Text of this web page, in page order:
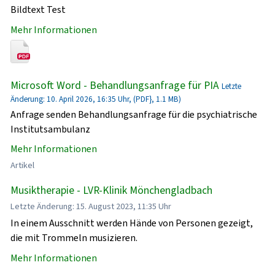
Bildtext Test
Mehr Informationen
Microsoft Word - Behandlungsanfrage für PIA Letzte
Änderung: 10. April 2026, 16:35 Uhr, (PDF}, 1.1 MB)
Anfrage senden Behandlungsanfrage für die psychiatrische
Institutsambulanz
Mehr Informationen
Artikel
Musiktherapie - LVR-Klinik Mönchengladbach
Letzte Änderung: 15. August 2023, 11:35 Uhr
In einem Ausschnitt werden Hände von Personen gezeigt,
die mit Trommeln musizieren.
Mehr Informationen